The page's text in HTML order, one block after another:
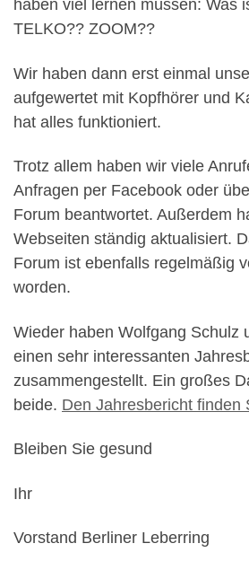
haben viel lernen müssen: Was
TELKO?? ZOOM??
Wir haben dann erst einmal
aufgewertet mit Kopfhörer und
hat alles funktioniert.
Trotz allem haben wir viele
Anfragen per Facebook oder
Forum beantwortet. Außerdem
Webseiten ständig aktualisiert.
Forum ist ebenfalls regelmäßig
worden.
Wieder haben Wolfgang Schulz
einen sehr interessanten
zusammengestellt. Ein großes
beide. Den Jahresbericht finden
Bleiben Sie gesund
Ihr
Vorstand Berliner Leberring